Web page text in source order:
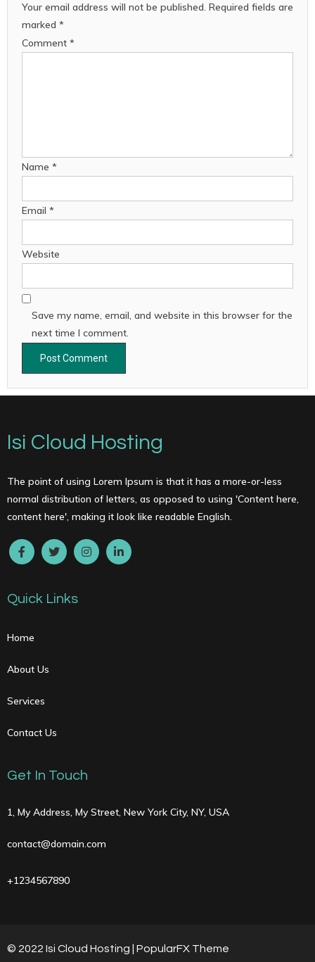
Your email address will not be published. Required fields are
marked *
Comment *
Name *
Email *
Website
Save my name, email, and website in this browser for the
next time I comment.
Isi Cloud Hosting
The point of using Lorem Ipsum is that it has a more-or-less
normal distribution of letters, as opposed to using 'Content here,
content here', making it look like readable English.
Quick Links
Home
About Us
Services
Contact Us
Get In Touch
1, My Address, My Street, New York City, NY, USA
contact@domain.com
+1234567890
© 2022 Isi Cloud Hosting | PopularFX Theme